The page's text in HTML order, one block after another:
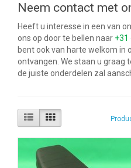
Neem contact met
Heeft u interesse in een van
ons op door te bellen naar +31
bent ook van harte welkom in
ontvangen. We staan u graag
de juiste onderdelen zal